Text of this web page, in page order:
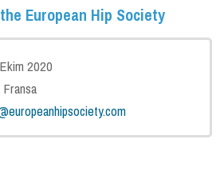
European Hip Society
2020